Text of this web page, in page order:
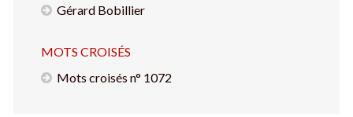
Gérard Bobillier
MOTS CROISÉS
Mots croisés n° 1072